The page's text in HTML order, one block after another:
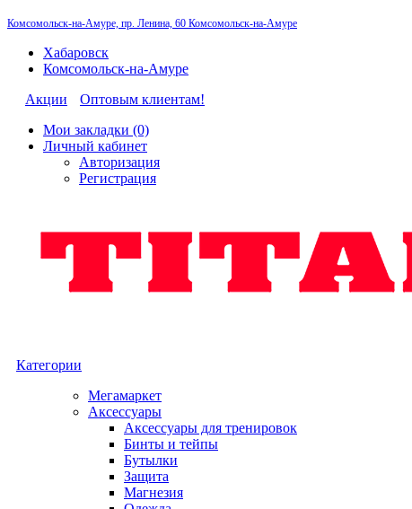
Комсомольск-на-Амуре, пр. Ленина, 60 Комсомольск-на-Амуре
Хабаровск
Комсомольск-на-Амуре
Акции
Оптовым клиентам!
Мои закладки (0)
Личный кабинет
Авторизация
Регистрация
Категории
Мегамаркет
Аксессуары
Аксессуары для тренировок
Бинты и тейпы
Бутылки
Защита
Магнезия